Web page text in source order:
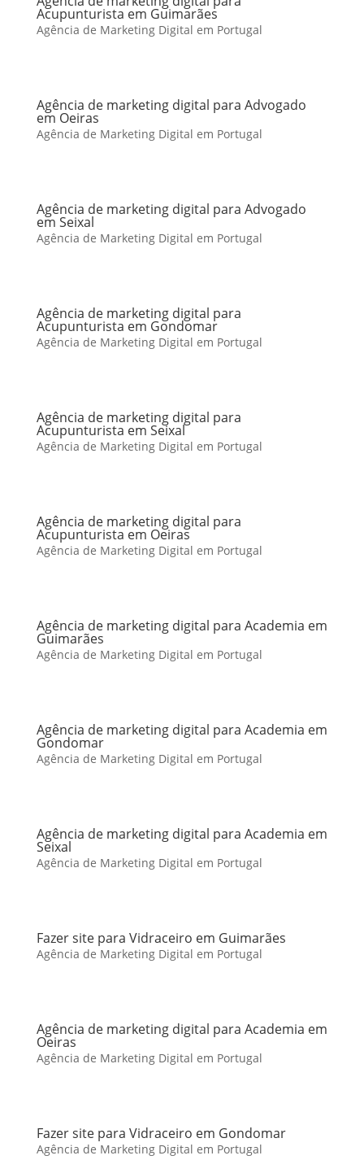
Acupunturista em Guimarães
Agência de Marketing Digital em Portugal
Agência de marketing digital para Advogado
em Oeiras
Agência de Marketing Digital em Portugal
Agência de marketing digital para Advogado
em Seixal
Agência de Marketing Digital em Portugal
Agência de marketing digital para
Acupunturista em Gondomar
Agência de Marketing Digital em Portugal
Agência de marketing digital para
Acupunturista em Seixal
Agência de Marketing Digital em Portugal
Agência de marketing digital para
Acupunturista em Oeiras
Agência de Marketing Digital em Portugal
Agência de marketing digital para Academia em
Guimarães
Agência de Marketing Digital em Portugal
Agência de marketing digital para Academia em
Gondomar
Agência de Marketing Digital em Portugal
Agência de marketing digital para Academia em
Seixal
Agência de Marketing Digital em Portugal
Fazer site para Vidraceiro em Guimarães
Agência de Marketing Digital em Portugal
Agência de marketing digital para Academia em
Oeiras
Agência de Marketing Digital em Portugal
Fazer site para Vidraceiro em Gondomar
Agência de Marketing Digital em Portugal